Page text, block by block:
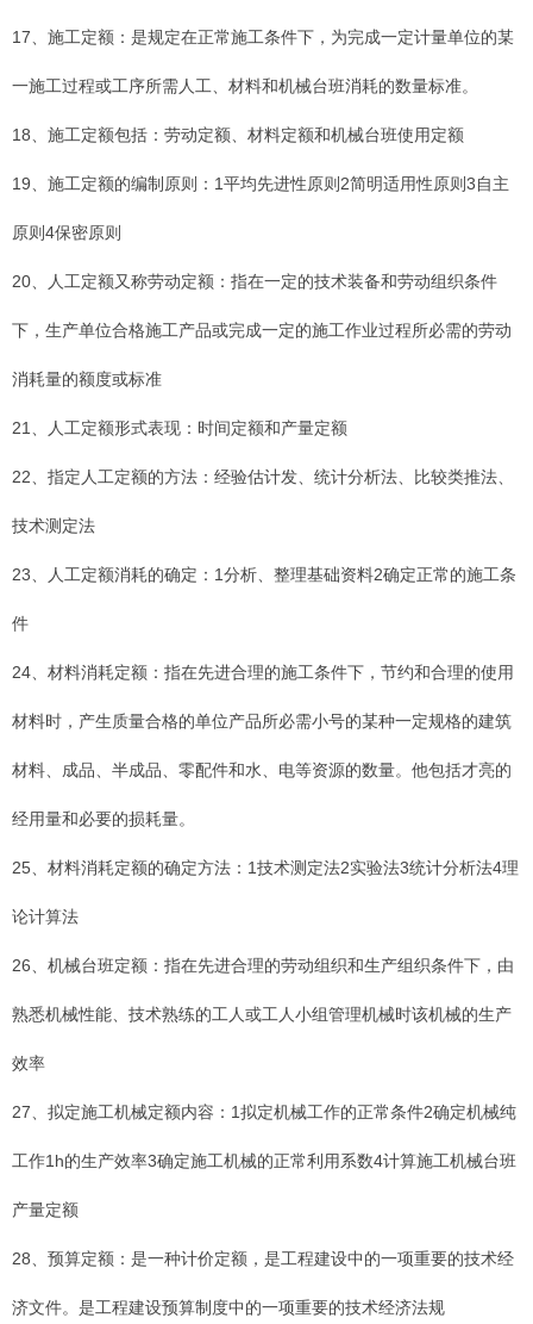
17、施工定额：是规定在正常施工条件下，为完成一定计量单位的某
一施工过程或工序所需人工、材料和机械台班消耗的数量标准。
18、施工定额包括：劳动定额、材料定额和机械台班使用定额
19、施工定额的编制原则：1平均先进性原则2简明适用性原则3自主
原则4保密原则
20、人工定额又称劳动定额：指在一定的技术装备和劳动组织条件
下，生产单位合格施工产品或完成一定的施工作业过程所必需的劳动
消耗量的额度或标准
21、人工定额形式表现：时间定额和产量定额
22、指定人工定额的方法：经验估计发、统计分析法、比较类推法、
技术测定法
23、人工定额消耗的确定：1分析、整理基础资料2确定正常的施工条
件
24、材料消耗定额：指在先进合理的施工条件下，节约和合理的使用
材料时，产生质量合格的单位产品所必需小号的某种一定规格的建筑
材料、成品、半成品、零配件和水、电等资源的数量。他包括才亮的
经用量和必要的损耗量。
25、材料消耗定额的确定方法：1技术测定法2实验法3统计分析法4理
论计算法
26、机械台班定额：指在先进合理的劳动组织和生产组织条件下，由
熟悉机械性能、技术熟练的工人或工人小组管理机械时该机械的生产
效率
27、拟定施工机械定额内容：1拟定机械工作的正常条件2确定机械纯
工作1h的生产效率3确定施工机械的正常利用系数4计算施工机械台班
产量定额
28、预算定额：是一种计价定额，是工程建设中的一项重要的技术经
济文件。是工程建设预算制度中的一项重要的技术经济法规